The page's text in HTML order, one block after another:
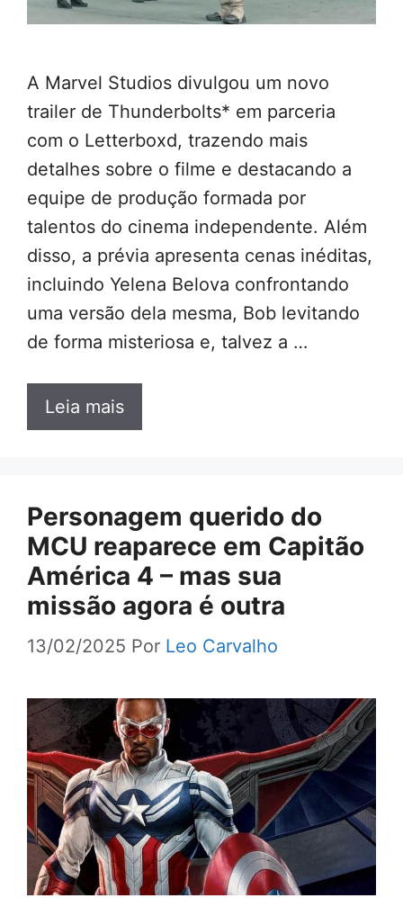
A Marvel Studios divulgou um novo
trailer de Thunderbolts* em parceria
com o Letterboxd, trazendo mais
detalhes sobre o filme e destacando a
equipe de produção formada por
talentos do cinema independente. Além
disso, a prévia apresenta cenas inéditas,
incluindo Yelena Belova confrontando
uma versão dela mesma, Bob levitando
de forma misteriosa e, talvez a …
Leia mais
Personagem querido do
MCU reaparece em Capitão
América 4 – mas sua
missão agora é outra
13/02/2025 Por Leo Carvalho